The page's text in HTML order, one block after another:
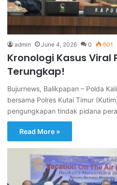
admin June 4, 2026 0 601
Kronologi Kasus Viral
Terungkap!
Bujurnews, Balikpapan – Polda
bersama Polres Kutai Timur
pengungkapan tindak pidana
Read More »